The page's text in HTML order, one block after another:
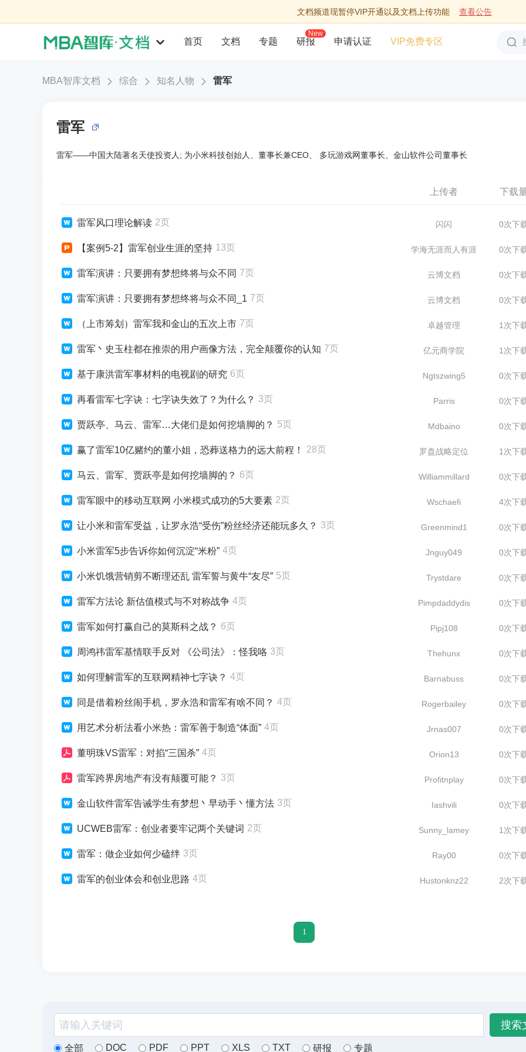
文档频道现暂停VIP开通以及文档上传功能 查看公告
首页 文档 专题 研报
New
申请认证 VIP免费专区
MBA智库文档 综合 知名人物 雷军
雷军
雷军——中国大陆著名天使投资人; 为小米科技创始人、董事长兼CEO、 多玩游戏网董事长、金山软件公司董事长
上传者 下载
雷军风口理论解读 2页 闪闪 0次下
【案例5-2】雷军创业生涯的坚持 13页 学海无涯而人有涯 0次下
雷军演讲：只要拥有梦想终将与众不同 7页 云博文档 0次下
雷军演讲：只要拥有梦想终将与众不同_1 7页 云博文档 0次下
（上市筹划）雷军我和金山的五次上市 7页 卓越管理 1次下
雷军丶史玉柱都在推崇的用户画像方法，完全颠覆你的认知 7页 亿元商学院 1次下
基于康洪雷军事材料的电视剧的研究 6页 Ngtszwing5 0次下
再看雷军七字诀：七字诀失效了？为什么？ 3页 Parris 0次下
贾跃亭、马云、雷军…大佬们是如何挖墙脚的？ 5页 Mdbaino 0次下
赢了雷军10亿赌约的董小姐，恐葬送格力的远大前程！ 28页 罗盘战略定位 1次下
马云、雷军、贾跃亭是如何挖墙脚的？ 6页 Williammillard 0次下
雷军眼中的移动互联网 小米模式成功的5大要素 2页 Wschaefi 4次下
让小米和雷军受益，让罗永浩“受伤”粉丝经济还能玩多久？ 3页 Greenmind1 0次下
小米雷军5步告诉你如何沉淀“米粉” 4页 Jnguy049 0次下
小米饥饿营销剪不断理还乱 雷军誓与黄牛“友尽” 5页 Trystdare 0次下
雷军方法论 新估值模式与不对称战争 4页 Pimpdaddydis 0次下
雷军如何打赢自己的莫斯科之战？ 6页 Pipj108 0次下
周鸿祎雷军基情联手反对 《公司法》：怪我咯 3页 Thehunx 0次下
如何理解雷军的互联网精神七字诀？ 4页 Barnabuss 0次下
同是借着粉丝闹手机，罗永浩和雷军有啥不同？ 4页 Rogerbailey 0次下
用艺术分析法看小米热：雷军善于制造“体面” 4页 Jrnas007 0次下
董明珠VS雷军：对掐“三国杀” 4页 Orion13 0次下
雷军跨界房地产有没有颠覆可能？ 3页 Profitnplay 0次下
金山软件雷军告诫学生有梦想丶早动手丶懂方法 3页 Iashvili 0次下
UCWEB雷军：创业者要牢记两个关键词 2页 Sunny_lamey 1次下
雷军：做企业如何少磕绊 3页 Ray00 0次下
雷军的创业体会和创业思路 4页 Hustonknz22 2次下
1
全部 DOC PDF PPT XLS TXT 研报 专题